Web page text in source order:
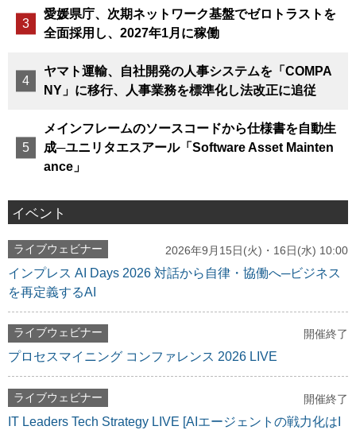
愛媛県庁、次期ネットワーク基盤でゼロトラストを
全面採用し、2027年1月に稼働
ヤマト運輸、自社開発の人事システムを「COMPA
NY」に移行、人事業務を標準化し法改正に追従
メインフレームのソースコードから仕様書を自動生
成─ユニリタエスアール「Software Asset Mainten
ance」
イベント
ライブウェビナー 2026年9月15日(火)・16日(水) 10:00
インプレス AI Days 2026 対話から自律・協働へ─ビジネス
を再定義するAI
ライブウェビナー 開催終了
プロセスマイニング コンファレンス 2026 LIVE
ライブウェビナー 開催終了
IT Leaders Tech Strategy LIVE [AIエージェントの戦力化はI